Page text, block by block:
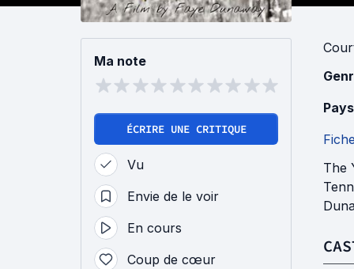
Ma note
ÉCRIRE UNE CRITIQUE
Vu
Envie de le voir
En cours
Coup de cœur
The